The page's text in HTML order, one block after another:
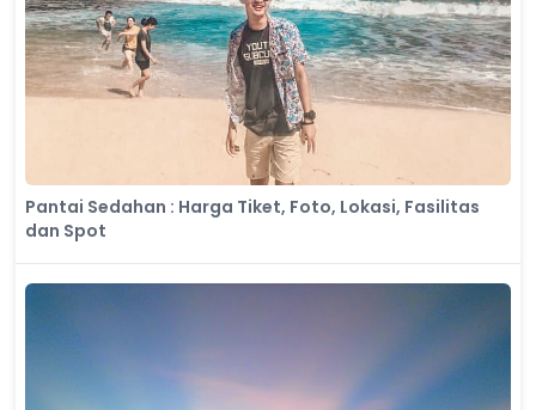
Pantai Sedahan : Harga Tiket, Foto, Lokasi, Fasilitas
dan Spot